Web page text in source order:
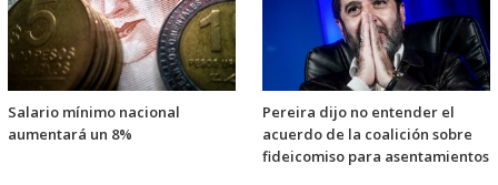
Salario mínimo nacional
aumentará un 8%
Pereira dijo no entender el
acuerdo de la coalición sobre
fideicomiso para asentamientos